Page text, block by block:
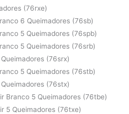
(76rxe)
6 Queimadores (76sb)
5 Queimadores (76spb)
5 Queimadores (76srb)
(76srx)
5 Queimadores (76stb)
(76stx)
Branco 5 Queimadores (76tbe)
5 Queimadores (76txe)